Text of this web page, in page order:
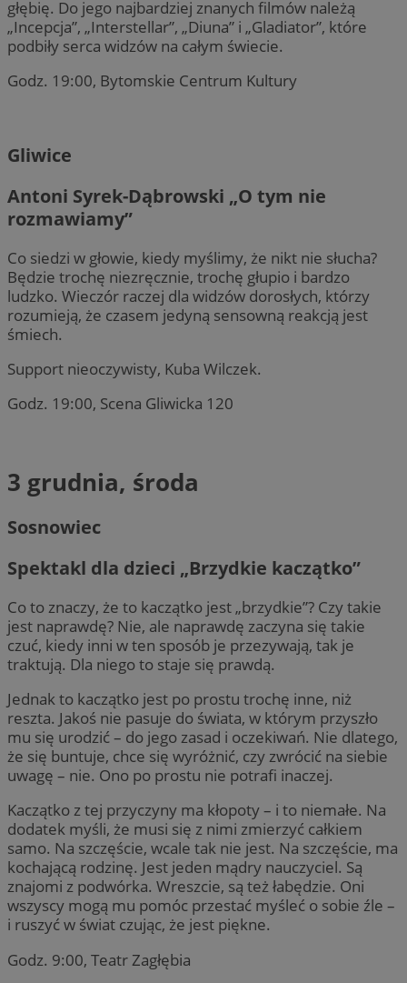
głębię. Do jego najbardziej znanych filmów należą
„Incepcja”, „Interstellar”, „Diuna” i „Gladiator”, które
podbiły serca widzów na całym świecie.
Godz. 19:00, Bytomskie Centrum Kultury
Gliwice
Antoni Syrek-Dąbrowski „O tym nie
rozmawiamy”
Co siedzi w głowie, kiedy myślimy, że nikt nie słucha?
Będzie trochę niezręcznie, trochę głupio i bardzo
ludzko. Wieczór raczej dla widzów dorosłych, którzy
rozumieją, że czasem jedyną sensowną reakcją jest
śmiech.
Support nieoczywisty, Kuba Wilczek.
Godz. 19:00, Scena Gliwicka 120
3 grudnia, środa
Sosnowiec
Spektakl dla dzieci „Brzydkie kaczątko”
Co to znaczy, że to kaczątko jest „brzydkie”? Czy takie
jest naprawdę? Nie, ale naprawdę zaczyna się takie
czuć, kiedy inni w ten sposób je przezywają, tak je
traktują. Dla niego to staje się prawdą.
Jednak to kaczątko jest po prostu trochę inne, niż
reszta. Jakoś nie pasuje do świata, w którym przyszło
mu się urodzić – do jego zasad i oczekiwań. Nie dlatego,
że się buntuje, chce się wyróżnić, czy zwrócić na siebie
uwagę – nie. Ono po prostu nie potrafi inaczej.
Kaczątko z tej przyczyny ma kłopoty – i to niemałe. Na
dodatek myśli, że musi się z nimi zmierzyć całkiem
samo. Na szczęście, wcale tak nie jest. Na szczęście, ma
kochającą rodzinę. Jest jeden mądry nauczyciel. Są
znajomi z podwórka. Wreszcie, są też łabędzie. Oni
wszyscy mogą mu pomóc przestać myśleć o sobie źle –
i ruszyć w świat czując, że jest piękne.
Godz. 9:00, Teatr Zagłębia